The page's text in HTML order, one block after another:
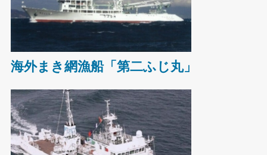
海外まき網漁船「第二ふじ丸」